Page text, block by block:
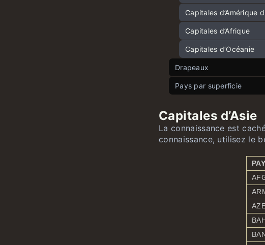
Capitales d’Amérique
Capitales d’Afrique
Capitales d’Océanie
Drapeaux
Drapeaux européens
Drapeaux africains
Drapeaux nord-
Drapeaux sud-
Drapeaux océaniens
Pays par superficie
Pays asiatiques par
Pays américains par
Pays africains par
Pays océaniens par
Capitales d’Asie
La connaissance est
connaissance, utilisez le